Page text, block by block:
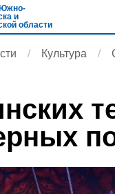
Южно-
и
области
Культура